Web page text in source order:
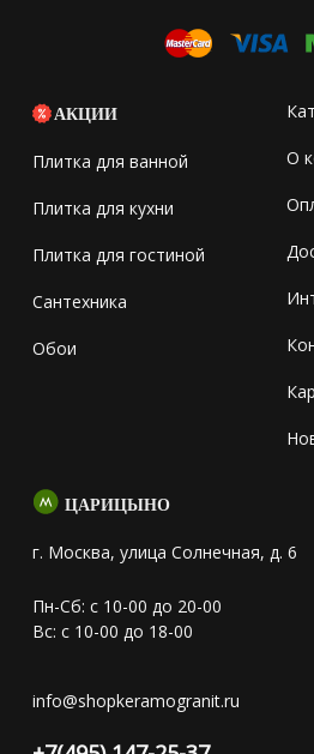
АКЦИИ
Плитка для ванной
Плитка для кухни
Плитка для гостиной
Сантехника
Обои
О
ЦАРИЦЫНО
г. Москва, улица Солнечная, д. 6
Пн-Сб: с 10-00 до 20-00
Вс: с 10-00 до 18-00
info@shopkeramogranit.ru